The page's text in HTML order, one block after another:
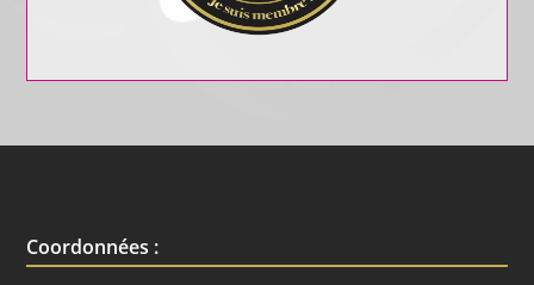
Coordonnées :